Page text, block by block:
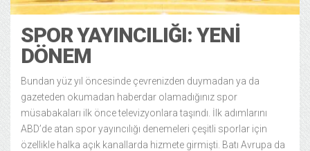
SPOR YAYINCILIĞI: YENİ
DÖNEM
Bundan yüz yıl öncesinde çevrenizden duymadan ya da
gazeteden okumadan haberdar olamadığınız spor
müsabakaları ilk önce televizyonlara taşındı. İlk adımlarını
ABD’de atan spor yayıncılığı denemeleri çeşitli sporlar için
özellikle halka açık kanallarda hizmete girmişti. Batı Avrupa da